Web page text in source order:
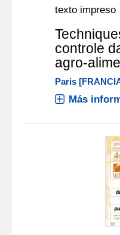
texto impreso
controle
agro-
Paris
Más